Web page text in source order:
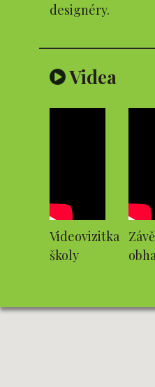
designéry.
Videa
Videovizitka
školy